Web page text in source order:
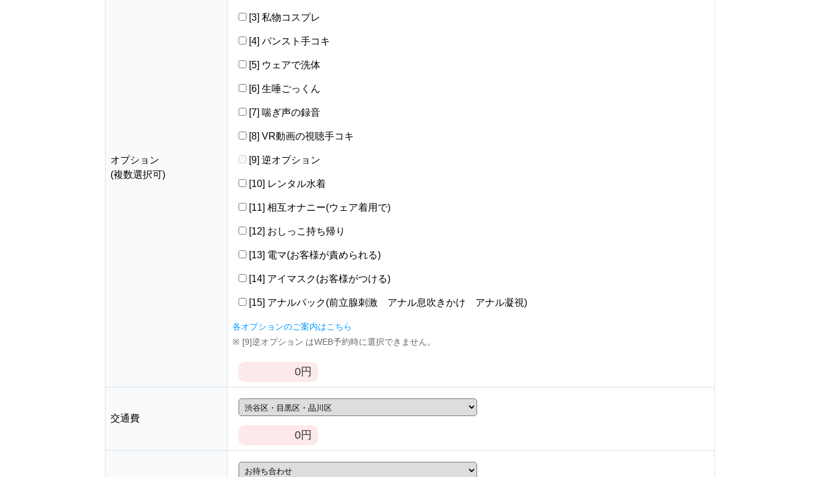
オプション
(複数選択可)
[3] 私物コスプレ
[4] パンスト手コキ
[5] ウェアで洗体
[6] 生唾ごっくん
[7] 喘ぎ声の録音
[8] VR動画の視聴手コキ
[9] 逆オプション
[10] レンタル水着
[11] 相互オナニー(ウェア着用で)
[12] おしっこ持ち帰り
[13] 電マ(お客様が責められる)
[14] アイマスク(お客様がつける)
[15] アナルパック(前立腺刺激 アナル息吹きかけ アナル凝視)
各オプションのご案内はこちら
※ [9]逆オプション はWEB予約時に選択できません。
0円
交通費
0円